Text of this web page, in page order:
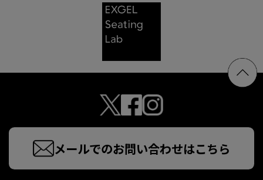
メールでのお問い合わせはこちら